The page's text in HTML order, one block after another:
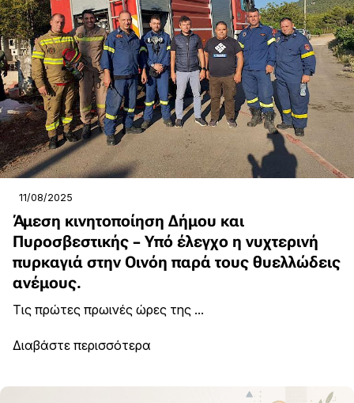
11/08/2025
Άμεση κινητοποίηση Δήμου και
Πυροσβεστικής – Υπό έλεγχο η νυχτερινή
πυρκαγιά στην Οινόη παρά τους θυελλώδεις
ανέμους.
Τις πρώτες πρωινές ώρες της ...
Διαβάστε περισσότερα